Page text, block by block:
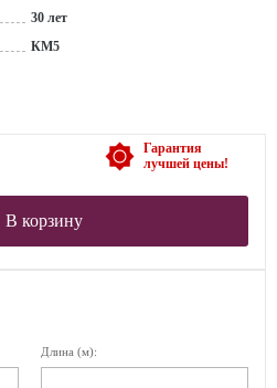
30 лет
КМ5
Гарантия
лучшей цены!
В корзину
Длина (м):